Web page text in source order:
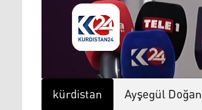
kürdistan Ayşegül Doğan